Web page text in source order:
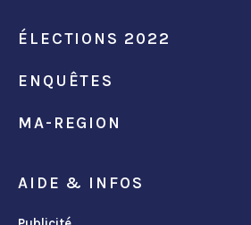
ÉLECTIONS 2022
ENQUÊTES
MA-REGION
AIDE & INFOS